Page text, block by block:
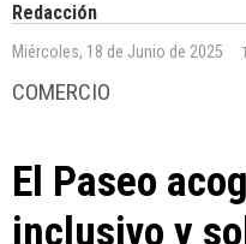
Redacción
Miércoles, 18 de Junio de 2025
COMERCIO
El Paseo
inclusivo y